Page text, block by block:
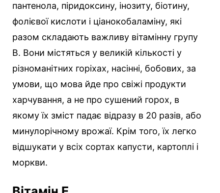
пантенола, піридоксину, інозиту, біотину,
фолієвої кислоти і ціанокобаламіну, які
разом складають важливу вітамінну групу
В. Вони містяться у великій кількості у
різноманітних горіхах, насінні, бобових, за
умови, що мова йде про свіжі продукти
харчування, а не про сушений горох, в
якому їх зміст падає відразу в 20 разів, або
минулорічному врожаї. Крім того, їх легко
відшукати у всіх сортах капусти, картоплі і
моркви.